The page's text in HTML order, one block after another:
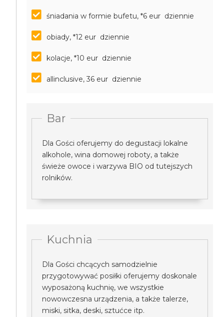
śniadania w formie bufetu, *6 eur dziennie
obiady, *12 eur dziennie
kolacje, *10 eur dziennie
allinclusive, 36 eur dziennie
Bar
Dla Gości oferujemy do degustacji lokalne
alkohole, wina domowej roboty, a także
świeże owoce i warzywa BIO od tutejszych
rolników.
Kuchnia
Dla Gości chcących samodzielnie
przygotowywać posiłki oferujemy doskonale
wyposażoną kuchnię, we wszystkie
nowowczesna urządzenia, a także talerze,
miski, sitka, deski, sztućce itp.